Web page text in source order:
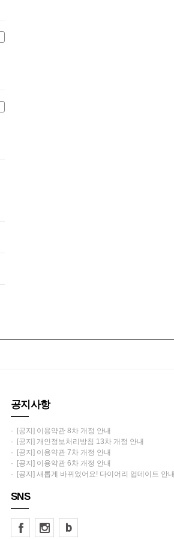
공지사항
· [공지] 이용약관 8차 개정 안내
· [공지] 개인정보처리방침 13차 개정 안내
· [공지] 이용약관 7차 개정 안내
· [공지] 이용약관 6차 개정 안내
· [공지] 새롭게 바뀌었어요! 다이어리 업데이트 안내
SNS